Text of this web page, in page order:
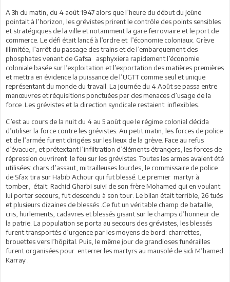
A 3h du matin, du 4 août 1947 alors que l’heure du début du jeûne
pointait à l’horizon, les grévistes prirent le contrôle des points sensibles
et stratégiques de la ville et notamment la gare ferroviaire et le port de
commerce. Le défi était lancé à l’ordre et l’économie coloniaux. Grève
illimitée, l’arrêt du passage des trains et de l’embarquement des
phosphates venant de Gafsa asphyxiera rapidement l’économie
coloniale basée sur l’exploitation et l’exportation des matières premières
et mettra en évidence la puissance de l’UGTT comme seul et unique
représentant du monde du travail. La journée du 4 Août se passa entre
manœuvres et réquisitions ponctuées par des menaces d’usage de la
force .Les grévistes et la direction syndicale restaient inflexibles.
C’est au cours de la nuit du 4 au 5 août que le régime colonial décida
d’utiliser la force contre les grévistes. Au petit matin, les forces de police
et de l’armée furent dirigées sur les lieux de la grève. Face au refus
d’évacuer, et prétextant l’infiltration d’éléments étrangers, les forces de
répression ouvrirent le feu sur les grévistes. Toutes les armes avaient été
utilisées: chars d’assaut, mitrailleuses lourdes, le commissaire de police
de Sfax tira sur Habib Achour qui fut blessé. Le premier martyr à
tomber, était Rachid Gharbi suivi de son frère Mohamed qui en voulant
lui porter secours, fut descendu à son tour. Le bilan était terrible, 26 tués
et plusieurs dizaines de blessés .Ce fut un véritable champ de bataille,
cris, hurlements, cadavres et blessés gisant sur le champs d’honneur de
la patrie. La population se porta au secours des grévistes, les blessés
furent transportés d’urgence par les moyens de bord: charrettes,
brouettes vers l’hôpital. Puis, le même jour de grandioses funérailles
furent organisées pour enterrer les martyrs au mausolé de sidi M’hamed
Karray .